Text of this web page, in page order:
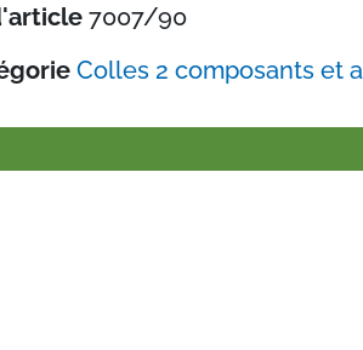
7007/90
Colles 2 composants et